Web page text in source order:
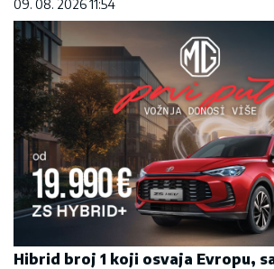
09. 08. 2026 11:54
Hibrid broj 1 koji osvaja Evropu,